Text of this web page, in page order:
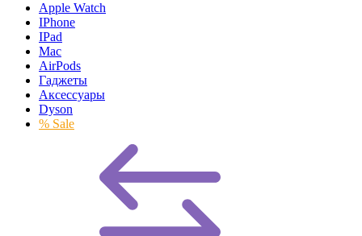
Apple Watch
IPhone
IPad
Mac
AirPods
Гаджеты
Аксессуары
Dyson
% Sale